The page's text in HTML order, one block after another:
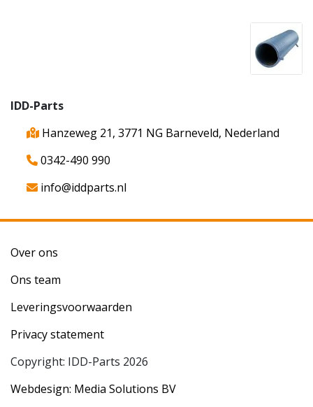
IDD-Parts
Hanzeweg 21, 3771 NG Barneveld, Nederland
0342-490 990
info@iddparts.nl
Over ons
Ons team
Leveringsvoorwaarden
Privacy statement
Copyright: IDD-Parts 2026
Webdesign: Media Solutions BV